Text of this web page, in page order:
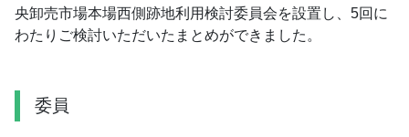
央卸売市場本場西側跡地利用検討委員会を設置し、5回に
わたりご検討いただいたまとめができました。
委員